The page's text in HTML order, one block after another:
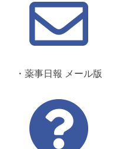
・薬事日報 メール版